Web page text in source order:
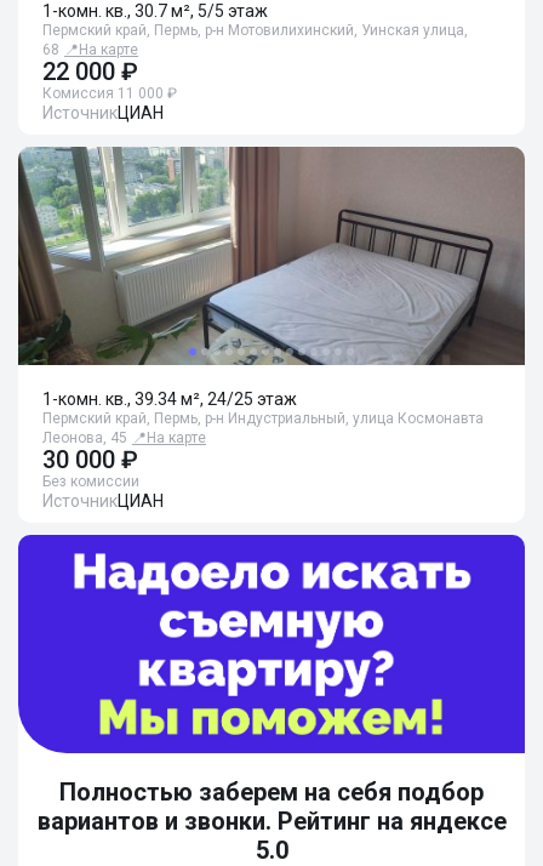
1-комн. кв., 30.7 м², 5/5 этаж
Пермский край, Пермь, р-н Мотовилихинский, Уинская улица,
68 📍 На карте
22 000 ₽
Комиссия 11 000 ₽
ИсточникЦИАН
1-комн. кв., 39.34 м², 24/25 этаж
Пермский край, Пермь, р-н Индустриальный, улица Космонавта
Леонова, 45 📍 На карте
30 000 ₽
Без комиссии
ИсточникЦИАН
Полностью заберем на себя подбор
вариантов и звонки. Рейтинг на яндексе
5.0